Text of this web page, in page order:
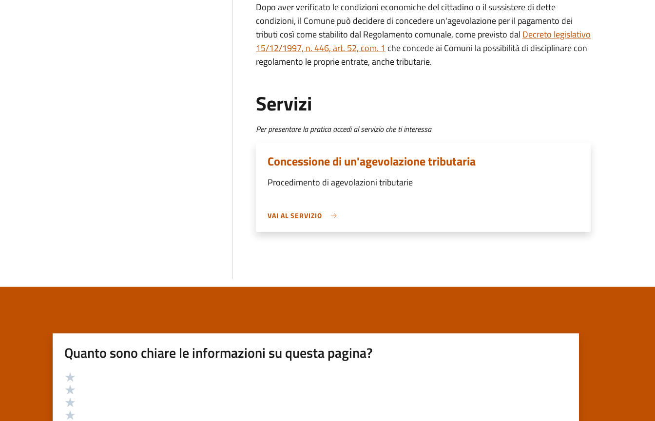
Dopo aver verificato le condizioni economiche del cittadino o il sussistere di dette
condizioni, il Comune può decidere di concedere un'agevolazione per il pagamento dei
tributi così come stabilito dal Regolamento comunale, come previsto dal Decreto legislativo
15/12/1997, n. 446, art. 52, com. 1 che concede ai Comuni la possibilità di disciplinare con
regolamento le proprie entrate, anche tributarie.
Servizi
Per presentare la pratica accedi al servizio che ti interessa
Concessione di un'agevolazione tributaria
Procedimento di agevolazioni tributarie
VAI AL SERVIZIO
Quanto sono chiare le informazioni su questa pagina?
Valutazione